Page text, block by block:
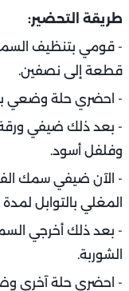
طريقة التحضير:
- قومي بتنظيف
قطعة إلى نصفين.
- احضري حلة وضعي بها
- بعد ذلك ضيفي ورقة
وفلفل أسود.
- الآن ضيفي سمك
المغلي بالتوابل
- بعد ذلك أخرجي
الشوربة.
- احضري حلة آخرى